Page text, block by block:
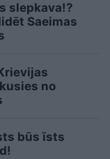
slepkava!?
Saeimas
no
būs īsts